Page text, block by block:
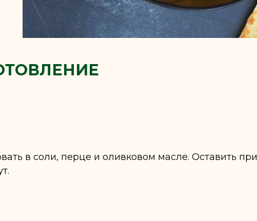
в соли, перце и оливковом масле. Оставить при